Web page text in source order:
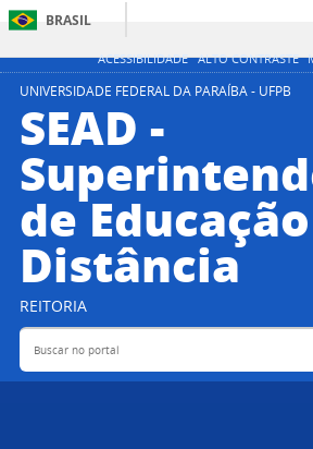
ACESSIBILIDADE ALTO CONTRASTE
BRASIL
UNIVERSIDADE FEDERAL DA PARAÍBA - UFPB
SEAD -
de
Distância
REITORIA
Buscar no portal